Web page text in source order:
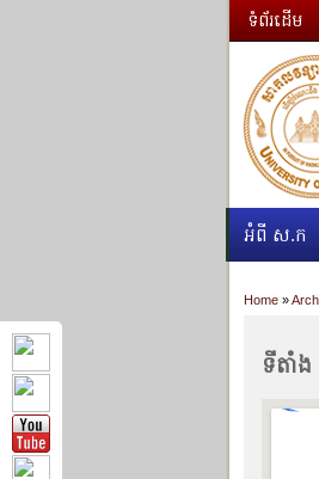
ទំព័រដើម
អំពី ស.ក
Home »
ទីតាំង